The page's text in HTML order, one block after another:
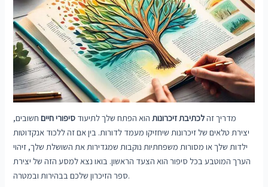
מדריך זהלכתיבת זיכרונותהוא הפתח שלך לתיעוד סיפורי חייםחשובים,
יצירת טלאים של זיכרונות שיחזיקו מעמד לדורות. בין אם זה ללכוד אנקדוטות
ילדות שלך או מסורות משפחתיות נוקבות שמגדירות את השושלת שלך, זיהוי
הערך המוטבע בכל סיפור הוא הצעד הראשון. בואו נצא למסע הזה של יצירת
ספר הזיכרון שלכם בבהירות ובמטרה.